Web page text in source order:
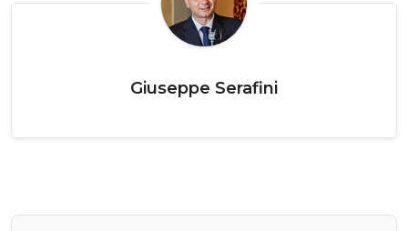
Giuseppe Serafini